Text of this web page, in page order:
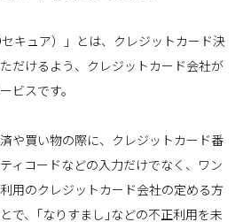
セキュア）」とは、クレジットカード決
だけるよう、クレジットカード会社が
ビスです。
や買い物の際に、クレジットカード番
ィコードなどの入力だけでなく、ワン
用のクレジットカード会社の定める方
で、｢なりすまし｣などの不正利用を未